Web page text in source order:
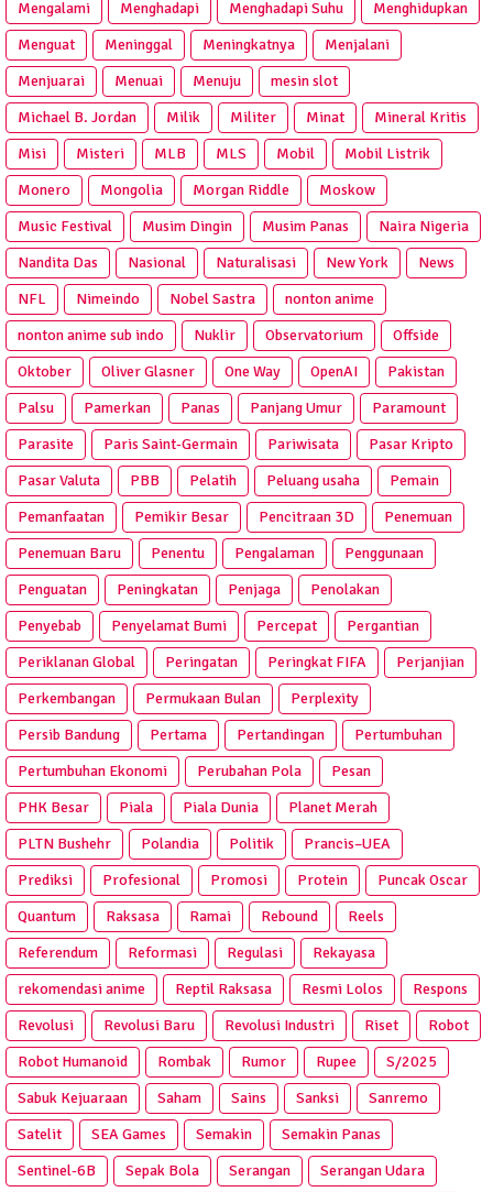
Mengalami Menghadapi Menghadapi Suhu
Menghidupkan
Menguat
Meninggal Meningkatnya
Menjalani
Menjuarai
Menuai Menuju
mesin slot
Michael B. Jordan
Milik Militer Minat
Mineral Kritis
Misi
Misteri MLB MLS Mobil
Mobil Listrik
Monero
Mongolia Morgan Riddle
Moskow
Music Festival
Musim Dingin Musim Panas
Naira Nigeria
Nandita Das
Nasional Naturalisasi New York
News
NFL
Nimeindo Nobel Sastra
nonton anime
nonton anime sub indo
Nuklir Observatorium
Offside
Oktober
Oliver Glasner One Way OpenAI
Pakistan
Palsu
Pamerkan Panas Panjang Umur
Paramount
Parasite
Paris Saint-Germain Pariwisata
Pasar Kripto
Pasar Valuta
PBB Pelatih Peluang usaha
Pemain
Pemanfaatan
Pemikir Besar Pencitraan 3D
Penemuan
Penemuan Baru
Penentu Pengalaman
Penggunaan
Penguatan
Peningkatan Penjaga
Penolakan
Penyebab
Penyelamat Bumi Percepat
Pergantian
Periklanan Global
Peringatan Peringkat FIFA
Perjanjian
Perkembangan
Permukaan Bulan
Perplexity
Persib Bandung
Pertama Pertandingan
Pertumbuhan
Pertumbuhan Ekonomi
Perubahan Pola
Pesan
PHK Besar
Piala Piala Dunia
Planet Merah
PLTN Bushehr
Polandia Politik
Prancis–UEA
Prediksi
Profesional Promosi Protein
Puncak Oscar
Quantum
Raksasa Ramai Rebound
Reels
Referendum
Reformasi Regulasi
Rekayasa
rekomendasi anime
Reptil Raksasa Resmi Lolos
Respons
Revolusi
Revolusi Baru Revolusi Industri Riset
Robot
Robot Humanoid
Rombak Rumor Rupee
S/2025
Sabuk Kejuaraan
Saham Sains Sanksi
Sanremo
Satelit
SEA Games Semakin
Semakin Panas
Sentinel-6B
Sepak Bola Serangan
Serangan Udara